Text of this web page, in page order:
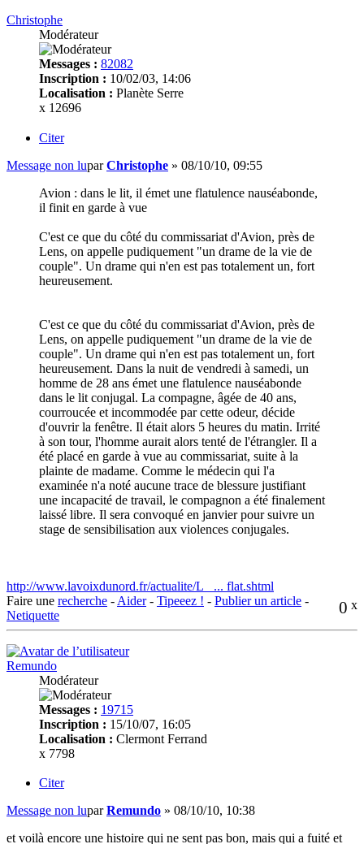
Christophe
Modérateur
Messages : 82082
Inscription : 10/02/03, 14:06
Localisation : Planète Serre
x 12696
Citer
Message non luparChristophe » 08/10/10, 09:55
Avion : dans le lit, il émet une flatulence nauséabonde,
il finit en garde à vue
C'est ce que du côté du commissariat d'Avion, près de
Lens, on appelle pudiquement "un drame de la vie de
couple". Un drame qui n'en est pas totalement un, fort
heureusement.
C'est ce que du côté du commissariat d'Avion, près de
Lens, on appelle pudiquement "un drame de la vie de
couple". Un drame qui n'en est pas totalement un, fort
heureusement. Dans la nuit de vendredi à samedi, un
homme de 28 ans émet une flatulence nauséabonde
dans le lit conjugal. La compagne, âgée de 40 ans,
courroucée et incommodée par cette odeur, décide
d'ouvrir la fenêtre. Il était alors 5 heures du matin. Irrité
à son tour, l'homme aurait alors tenté de l'étrangler. Il a
été placé en garde à vue au commissariat, suite à la
plainte de madame. Comme le médecin qui l'a
examinée n'a noté aucune trace de blessure justifiant
une incapacité de travail, le compagnon a été finalement
laissé libre. Il sera convoqué en janvier pour suivre un
stage de sensibilisation aux violences conjugales.
http://www.lavoixdunord.fr/actualite/L_ ... flat.shtml
0 x
Faire une recherche - Aider- Tipeeez ! - Publier un article -
Netiquette
Remundo
Modérateur
Messages : 19715
Inscription : 15/10/07, 16:05
Localisation : Clermont Ferrand
x 7798
Citer
Message non luparRemundo » 08/10/10, 10:38
et voilà encore une histoire qui ne sent pas bon, mais qui a fuité et